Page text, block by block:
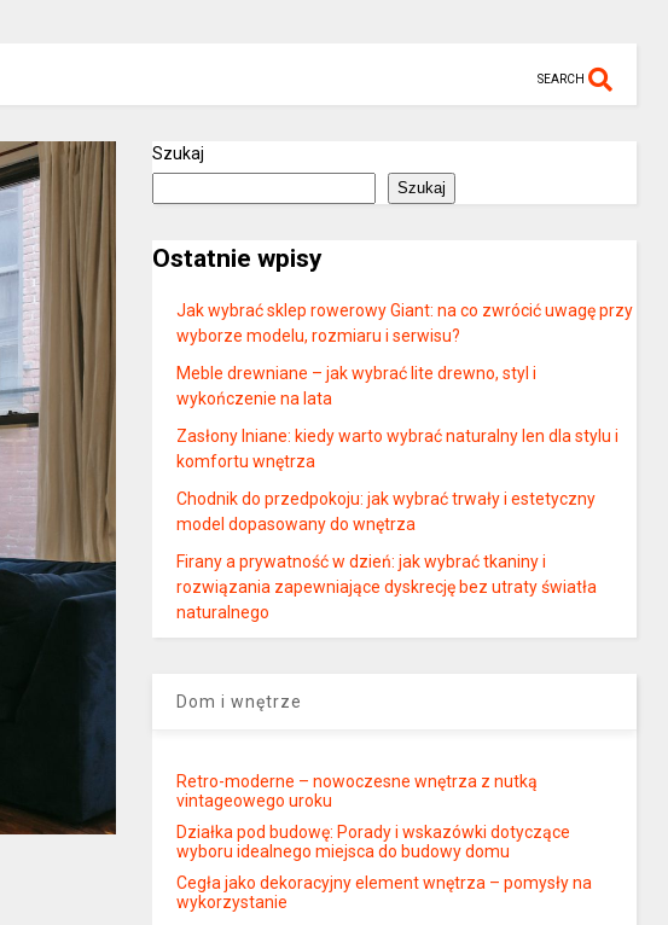
SEARCH
Szukaj
Szukaj
Ostatnie wpisy
Jak wybrać sklep rowerowy Giant: na co zwrócić uwagę przy
wyborze modelu, rozmiaru i serwisu?
Meble drewniane – jak wybrać lite drewno, styl i
wykończenie na lata
Zasłony lniane: kiedy warto wybrać naturalny len dla stylu i
komfortu wnętrza
Chodnik do przedpokoju: jak wybrać trwały i estetyczny
model dopasowany do wnętrza
Firany a prywatność w dzień: jak wybrać tkaniny i
rozwiązania zapewniające dyskrecję bez utraty światła
naturalnego
Dom i wnętrze
Retro-moderne – nowoczesne wnętrza z nutką
vintageowego uroku
Działka pod budowę: Porady i wskazówki dotyczące
wyboru idealnego miejsca do budowy domu
Cegła jako dekoracyjny element wnętrza – pomysły na
wykorzystanie